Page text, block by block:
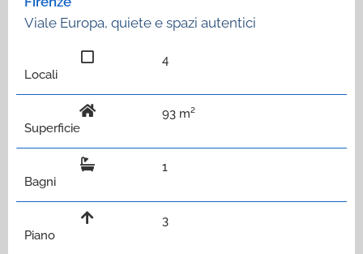
Viale Europa, quiete e spazi autentici
Locali
4
Superficie
93 m²
Bagni
1
Piano
3